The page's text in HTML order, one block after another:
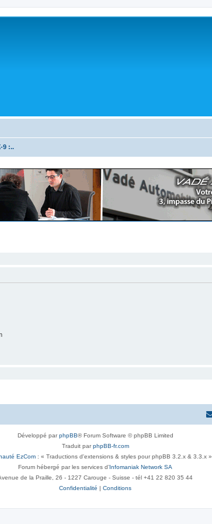
9 :..
Développé parphpBB® Forum Software © phpBB Limited
Traduit parphpBB-fr.com
EzCom : « Traductions d'extensions & styles pour phpBB 3.2.x & 3.3.x »
Forum hébergé par les services d’Infomaniak Network SA
de la Praille, 26 - 1227 Carouge - Suisse - tél +41 22 820 35 44
Confidentialité | Conditions